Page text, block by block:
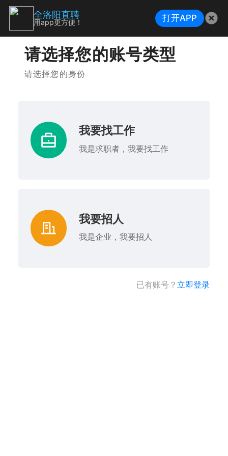
请选择您的账号类型
请选择您的身份
我要找工作
我是求职者，我要找工作
我要招人
我是企业，我要招人
已有账号？ 立即登录
全洛阳直聘
用app更方便！ 打开APP